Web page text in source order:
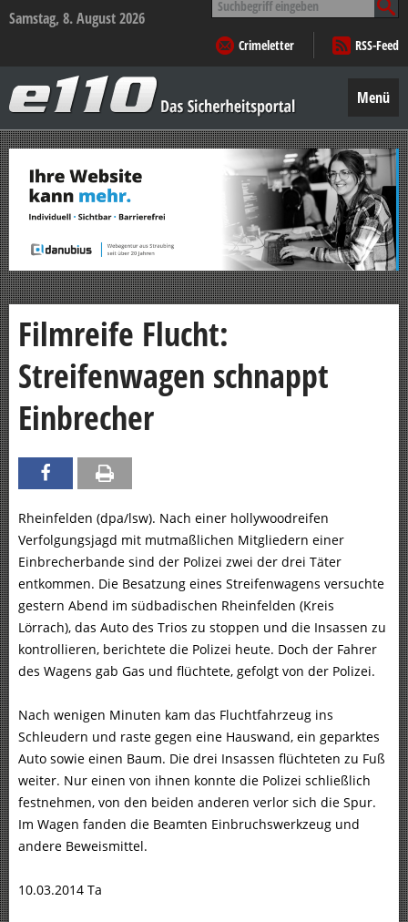
Samstag, 8. August 2026
nach:
Crimeletter
RSS-Feed
–
Das
Sicherheitsportal
Menü
Zum
Inhalt
springen
Filmreife Flucht:
Streifenwagen schnappt
Einbrecher
Rheinfelden (dpa/lsw). Nach einer hollywoodreifen
Verfolgungsjagd mit mutmaßlichen Mitgliedern einer
Einbrecherbande sind der Polizei zwei der drei Täter
entkommen. Die Besatzung eines Streifenwagens versuchte
gestern Abend im südbadischen Rheinfelden (Kreis
Lörrach), das Auto des Trios zu stoppen und die Insassen zu
kontrollieren, berichtete die Polizei heute. Doch der Fahrer
des Wagens gab Gas und flüchtete, gefolgt von der Polizei.
Nach wenigen Minuten kam das Fluchtfahrzeug ins
Schleudern und raste gegen eine Hauswand, ein geparktes
Auto sowie einen Baum. Die drei Insassen flüchteten zu Fuß
weiter. Nur einen von ihnen konnte die Polizei schließlich
festnehmen, von den beiden anderen verlor sich die Spur.
Im Wagen fanden die Beamten Einbruchswerkzeug und
andere Beweismittel.
10.03.2014 Ta